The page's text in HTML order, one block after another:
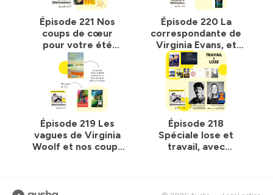
Épisode 221 Nos
coups de cœur
pour votre été
2026
Épisode 220 La
correspondante de
Virginia Evans, et
nos coups de cœur
Épisode 219 Les
vagues de Virginia
Woolf et nos coups
Épisode 218
Spéciale lose et
travail, avec